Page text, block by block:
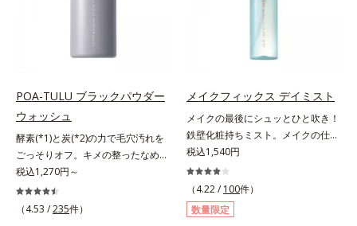
ルから、汚れをはね返す水の膜をつ
くる技術が日本初（2024年12月時
点、J－GLOBALによる自社調べ）
*2 オルビス内でかつてないオイル
独自の（Ｃ１２－２０）アルキルグ
ルコシド（保湿）で形成するミセル
*4 炭酸ジカプリリル*5 乾燥や汚れ
による*6 キメの乱れによる＜使用
量目安＞適量＜使用ステップ＞オル
ビス ザ クレンジング オイル ⇒
洗顔料 ⇒ 化粧水 ⇒ 保湿液
※W洗顔が必要です＜使用方法＞1.
成分(*5)も配合。しっとり感をキー
プし、ぷるんとした唇に。さっとひ
と塗りするだけで、くすみやすい大
人の肌に血色感を与え、唇を自然に
効果による*2 水添ポリイソブテン
*3 色みのこと*4 トリエトキシカプ
リリルシラン配合＝保湿成分*5 ス
クワラン、ヒアルロン酸Na、加水
分解コラーゲン
ローチして、乾燥などの外的刺激か
ら守り抜き、ダメージ(*2)を立て直
し(*3)ます。お風呂でシャンプー後
に適量を髪になじませ、置き時間は
軽さで、毛先までするんっとまとま
おうツヤ髪を叶えます。*1 毛髪補
修成分（イソステアリン酸、イソス
テアロイル加水分解コラーゲン、イ
ソステアロイル加水分解シルク、ス
フィンゴ糖脂質、トコフェロール、
グリセリン、糖脂質、BG、イソス
POA-TULU ブラックパウダー
ウォッシュ
酵素(*1)と炭(*2)の力で毛穴汚れを
ごっそりオフ。キメの整ったなめら
か肌へ。酵素(*1)と炭(*2)の力で毛
穴汚れをしっかり落とす、パウダー
タイプの酵素洗顔料です。皮脂やた
税込1,270円～
（4.53 /235件）
メイクフィックス デイミスト
メイクの最後にシュッとひと吹き！
鉄壁化粧持ちミスト。メイクの仕上
げにシュッとひと吹き。肌とメイク
の密着感をピタッと高め、メイクく
ずれを防ぎ、化粧持ちをアップさせ
るミストタイプの化粧水です。くず
れ防止成分(*1)を含む層と美容成分
税込1,540円
（4.22 / 100件）
数量限定